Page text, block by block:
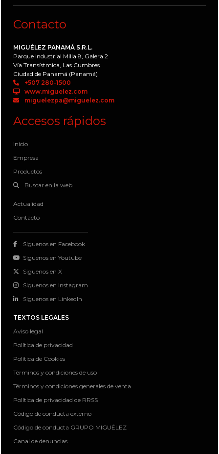
Contacto
MIGUÉLEZ PANAMÁ S.R.L.
Parque Industrial Milla 8, Galera 2
Vía Transístmica, Las Cumbres
Ciudad de Panamá (Panamá)
+507 280-1500
www.miguelez.com
miguelezpa@miguelez.com
Accesos rápidos
Inicio
Empresa
Productos
Buscar en la web
Actualidad
Contacto
Siguenos en Facebook
Siguenos en Youtube
Siguenos en X
Siguenos en Instagram
Siguenos en LinkedIn
TEXTOS LEGALES
Aviso legal
Política de privacidad
Política de Cookies
Términos y condiciones de uso
Términos y condiciones generales de venta
Política de privacidad de RRSS
Código de conducta externo
Código de conducta GRUPO MIGUÉLEZ
Canal de denuncias